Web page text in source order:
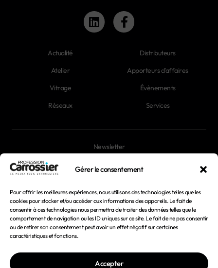
Gérer le consentement
Pour offrir les meilleures expériences, nous utilisons des technologies telles que les
cookies pour stocker et/ou accéder aux informations des appareils. Le fait de
consentir à ces technologies nous permettra de traiter des données telles que le
comportement de navigation ou les ID uniques sur ce site. Le fait de ne pas consentir
ou de retirer son consentement peut avoir un effet négatif sur certaines
caractéristiques et fonctions.
Accepter
Actualité
Atelier
Vitrage
Réseaux
Distributeurs
Apporteurs d'affaires
Évènements
Services
Newsletter
Mentions légales
Conditions générales d'utilisation
Conditions générales de vente